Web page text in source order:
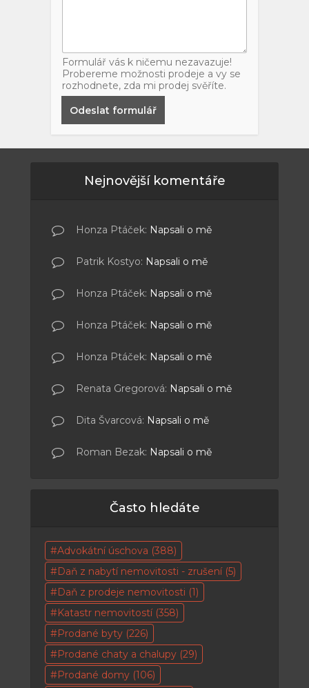
Formulář vás k ničemu nezavazuje!
Probereme možnosti prodeje a vy se
rozhodnete, zda mi prodej svěříte.
Odeslat formulář
Nejnovější komentáře
Honza Ptáček: Napsali o mě
Patrik Kostyo: Napsali o mě
Honza Ptáček: Napsali o mě
Honza Ptáček: Napsali o mě
Honza Ptáček: Napsali o mě
Renata Gregorová: Napsali o mě
Dita Švarcová: Napsali o mě
Roman Bezak: Napsali o mě
Často hledáte
Advokátní úschova (388)
Daň z nabytí nemovitosti - zrušení(5)
Daň z prodeje nemovitosti (1)
Katastr nemovitostí(358)
Prodané byty (226)
Prodané chaty a chalupy (29)
Prodané domy (106)